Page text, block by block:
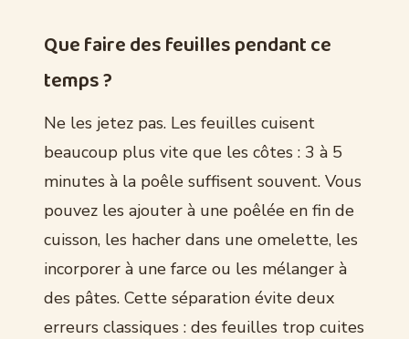
Que faire des feuilles pendant ce
temps ?
Ne les jetez pas. Les feuilles cuisent
beaucoup plus vite que les côtes : 3 à 5
minutes à la poêle suffisent souvent. Vous
pouvez les ajouter à une poêlée en fin de
cuisson, les hacher dans une omelette, les
incorporer à une farce ou les mélanger à
des pâtes. Cette séparation évite deux
erreurs classiques : des feuilles trop cuites